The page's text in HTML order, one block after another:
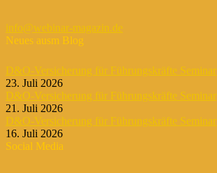
info@webinar-magazin.de
Neues ausm Blog
D&O-Versicherung für Führungskräfte Seminar
23. Juli 2026
D&O-Versicherung für Führungskräfte Seminar
21. Juli 2026
D&O-Versicherung für Führungskräfte Seminar
16. Juli 2026
Social Media